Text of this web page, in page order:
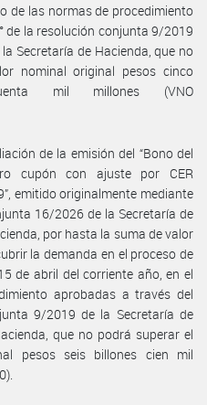
de las normas de procedimiento
de la resolución conjunta 9/2019
Secretaría de Hacienda, que no
nominal original pesos cinco
mil millones (VNO
de la emisión del “Bono del
cupón con ajuste por CER
emitido originalmente mediante
16/2026 de la Secretaría de
por hasta la suma de valor
la demanda en el proceso de
de abril del corriente año, en el
aprobadas a través del
9/2019 de la Secretaría de
que no podrá superar el
pesos seis billones cien mil